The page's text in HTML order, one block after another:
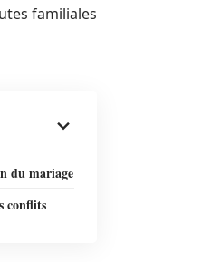
familiales
du mariage
conflits